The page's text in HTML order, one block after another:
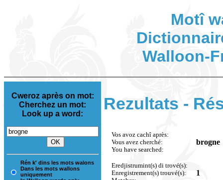
Motî
Walloon-
Cweroz après on mot:
Cherchez un mot:
Look up a word:
Rén k' dins les mots walons
Dans les mots wallons
uniquement
Rezultats -
Vos avoz cachî après:
Vous avez cherché:
You have searched:
brogne
Eredjistrumint(s) di trové(s):
Enregistrement(s) trouvé(s):
1